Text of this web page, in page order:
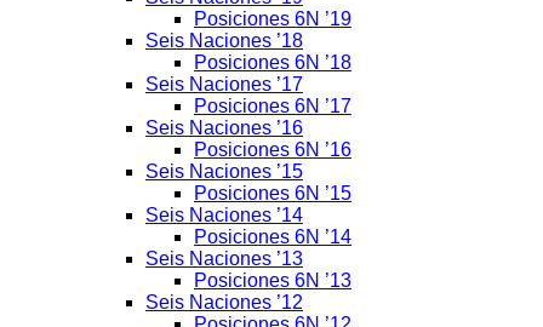
Posiciones 6N ’19
Seis Naciones ’18
Posiciones 6N ’18
Seis Naciones ’17
Posiciones 6N ’17
Seis Naciones ’16
Posiciones 6N ’16
Seis Naciones ’15
Posiciones 6N ’15
Seis Naciones ’14
Posiciones 6N ’14
Seis Naciones ’13
Posiciones 6N ’13
Seis Naciones ’12